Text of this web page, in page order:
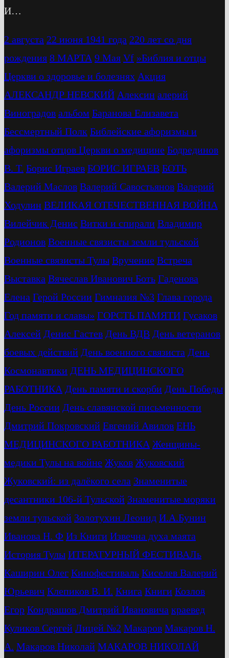
И…
2 августа 22 июня 1941 года 220 лет со дня
рождения 8 МАРТА 9 Мая Vf »Библия и отцы
Церкви о здоровье и болезнях Акция
АЛЕКСАНДР НЕВСКИЙ Алексин алерий
Виноградов альбом Баранова Елизавета
Бессмертный Полк Библейские афоризмы и
афоризмы отцов Церкви о медицине Бодрединов
В. Т. Бориc Играев БОРИС ИГРАЕВ БОТЬ
Валерий Маслов Валерий Савостьянов Валерий
Ходулин ВЕЛИКАЯ ОТЕЧЕСТВЕННАЯ ВОЙНА
Вилейчик Денис Витки и спирали Владимир
Родионов Военные связисты земли тульской
Военные связисты Тулы Вручение Встреча
Выставка Вячеслав Иванович Боть Гаденова
Елена Герой России Гимназия №3 Глава города
Год памяти и славы» ГОРСТЬ ПАМЯТИ Гусаков
Алексей Денис Гастев День ВДВ День ветеранов
боевых действий День военного связиста День
Космонавтики ДЕНЬ МЕДИЦИНСКОГО
РАБОТНИКА День памяти и скорби День Победы
День России День славянской письменности
Дмитрий Покровский Евгений Авилов ЕНЬ
МЕДИЦИНСКОГО РАБОТНИКА Женщины-
медики Тулы на войне Жуков Жуковский
Жуковский: из далёкого села Знаменитые
десантники 106-й Тульской Знаменитые моряки
земли тульской Золотухин Леонид И.А.Бунин
Иванова Н. Ф Из Книги Извечна духа маята
История Тулы ИТЕРАТУРНЫЙ ФЕСТИВАЛь
Каширин Олег Кинофестиваль Киселев Валерий
Юрьевич Клепиков В. И. Книга Книги Козлов
Егор Кондрашов Дмитрий Ивановича краевед
Куликов Сергей Лицей №2 Макаров Макаров Н.
А. Макаров Николай МАКАРОВ НИКОЛАЙ